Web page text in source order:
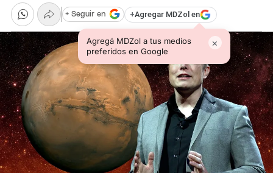
+Agregar MDZol en
Agregá MDZol a tus medios
preferidos en Google
×
+ Seguir en